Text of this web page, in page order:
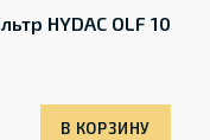
HYDAC OLF 10
В КОРЗИНУ